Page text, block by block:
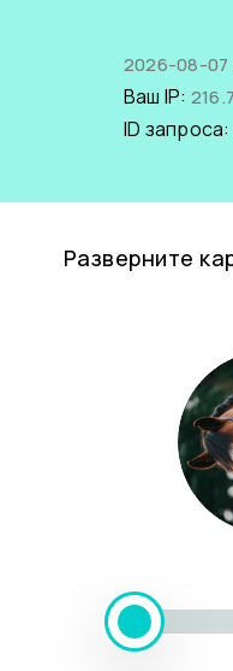
2026-08-07
Ваш IP:
ID запроса:
Разверните